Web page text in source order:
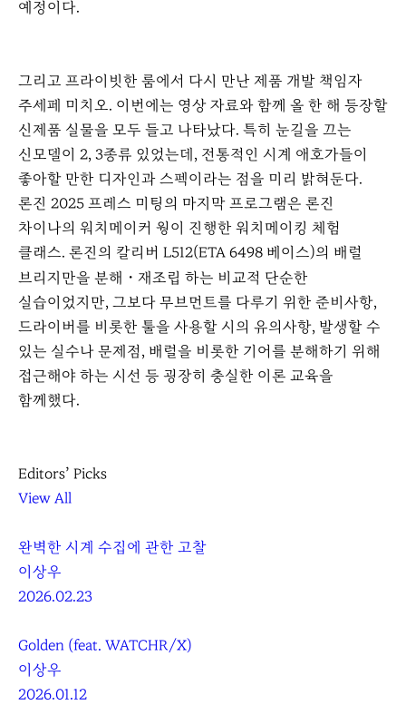
예정이다.
그리고 프라이빗한 룸에서 다시 만난 제품 개발 책임자
주세페 미치오. 이번에는 영상 자료와 함께 올 한 해 등장할
신제품 실물을 모두 들고 나타났다. 특히 눈길을 끄는
신모델이 2, 3종류 있었는데, 전통적인 시계 애호가들이
좋아할 만한 디자인과 스펙이라는 점을 미리 밝혀둔다.
론진 2025프레스 미팅의 마지막 프로그램은 론진
차이나의 워치메이커 웡이 진행한 워치메이킹 체험
클래스. 론진의 칼리버 L512(ETA 6498 베이스)의 배럴
브리지만을 분해 ・ 재조립 하는 비교적 단순한
실습이었지만,그보다 무브먼트를 다루기 위한 준비사항,
드라이버를 비롯한 툴을 사용할 시의 유의사항, 발생할 수
있는 실수나 문제점, 배럴을 비롯한 기어를 분해하기 위해
접근해야 하는 시선 등 굉장히 충실한 이론 교육을
함께했다.
Editors’ Picks
View All
완벽한 시계 수집에 관한 고찰
이상우
2026.02.23
Golden (feat. WATCHR/X)
이상우
2026.01.12